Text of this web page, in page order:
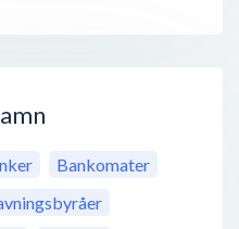
Bankomater